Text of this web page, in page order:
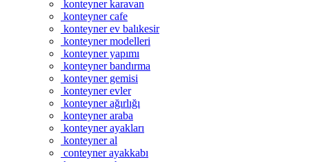
konteyner karavan
konteyner cafe
konteyner ev balıkesir
konteyner modelleri
konteyner yapımı
konteyner bandırma
konteyner gemisi
konteyner evler
konteyner ağırlığı
konteyner araba
konteyner ayakları
konteyner al
conteyner ayakkabı